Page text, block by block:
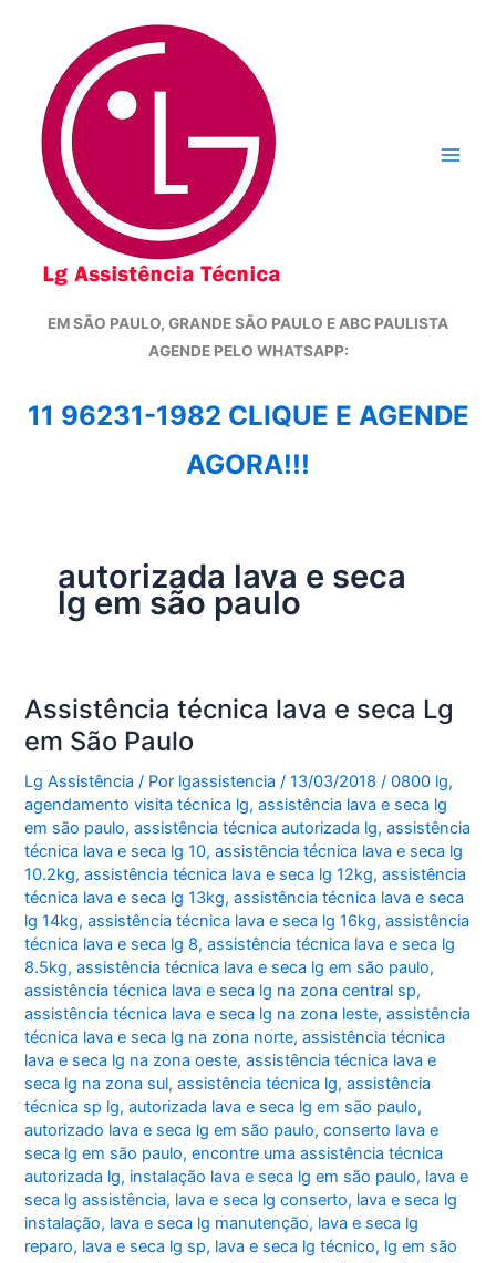
conteúdo
EM SÃO PAULO, GRANDE SÃO PAULO E ABC PAULISTA
AGENDE PELO WHATSAPP:
11 96231-1982 CLIQUE E AGENDE
AGORA!!!
autorizada lava e seca
lg em são paulo
Assistência técnica lava e seca Lg
em São Paulo
Lg Assistência / Por lgassistencia/13/03/2018 /0800 lg,
agendamento visita técnica lg,assistência lava e seca lg
em são paulo,assistência técnica autorizada lg,assistência
técnica lava e seca lg 10,assistência técnica lava e seca lg
10.2kg,assistência técnica lava e seca lg 12kg,assistência
técnica lava e seca lg 13kg,assistência técnica lava e seca
lg 14kg,assistência técnica lava e seca lg 16kg,assistência
técnica lava e seca lg 8,assistência técnica lava e seca lg
8.5kg,assistência técnica lava e seca lg em são paulo,
assistência técnica lava e seca lg na zona central sp,
assistência técnica lava e seca lg na zona leste,assistência
técnica lava e seca lg na zona norte,assistência técnica
lava e seca lg na zona oeste,assistência técnica lava e
seca lg na zona sul,assistência técnica lg,assistência
técnica sp lg,autorizada lava e seca lg em são paulo,
autorizado lava e seca lg em são paulo,conserto lava e
seca lg em são paulo,encontre uma assistência técnica
autorizada lg, instalação lava e seca lg em são paulo, lava e
seca lg assistência, lava e seca lg conserto, lava e seca lg
instalação, lava e seca lg manutenção, lava e seca lg
reparo, lava e seca lg sp, lava e seca lg técnico, lg em são